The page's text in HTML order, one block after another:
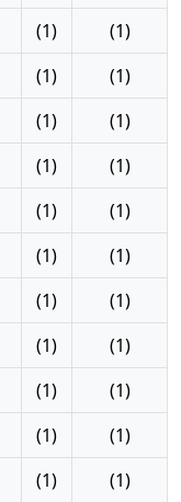
(1)
(1)
(1)
(1)
(1)
(1)
(1)
(1)
(1)
(1)
(1)
(1)
(1)
(1)
(1)
(1)
(1)
(1)
(1)
(1)
(1) (1)